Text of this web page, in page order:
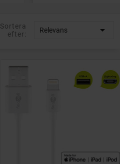
Sortera
efter:
Relevans 